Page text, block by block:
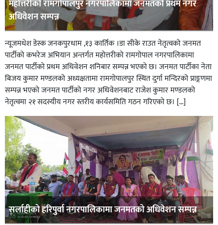
महोत्तरीको रामगोपालपुर नगरपालिकामा जनमतको प्रथम नगर
अधिवेशन सम्पन्न
न्यूजमधेश डेस्क जनकपुरधाम ,१३ कार्तिक ।डा सीके राउत नेतृत्वको जनमत
पार्टीको कभरेज अभियान अन्तर्गत महोत्तरीको रामगोपाल नगरपालिकामा
जनमत पार्टीको प्रथम अधिवेशन शनिबार सम्पन्न भएको छ। जनमत पार्टीका नेता
बिजय कुमार मण्डलको अध्यक्षतामा रामगोपालपुर स्थित दुर्गा मन्दिरको प्राङ्गणमा
सम्पन्न भएको जनमत पार्टीको नगर अधिवेशनबाट राजेश कुमार मण्डलको
नेतृत्वमा २१ सदस्यीय नगर स्तरीय कार्यसमिति गठन गरिएको छ। […]
सर्लाहीको हरिपुर्वा नगरपालिकामा जनमतको अधिवेशन सम्पन्न